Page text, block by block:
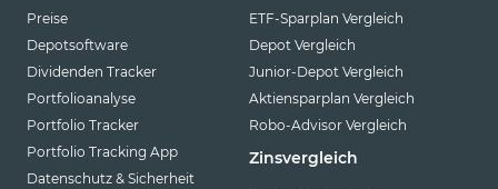
Preise
Depotsoftware
Dividenden Tracker
Portfolioanalyse
Portfolio Tracker
Portfolio Tracking App
Datenschutz & Sicherheit
ETF-Sparplan Vergleich
Depot Vergleich
Junior-Depot Vergleich
Aktiensparplan Vergleich
Robo-Advisor Vergleich
Zinsvergleich